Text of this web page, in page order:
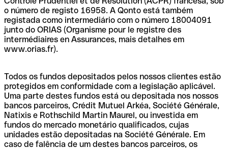
o número de registo 16958. A Qonto está também
registada como intermediário com o número 18004091
junto do ORIAS (Organisme pour le registre des
intermédiaires en Assurances, mais detalhes em
www.orias.fr).
Todos os fundos depositados pelos nossos clientes estão
protegidos em conformidade com a legislação aplicável.
Uma parte destes fundos está ou depositada nos nossos
bancos parceiros, Crédit Mutuel Arkéa, Société Générale,
Natixis e Rothschild Martin Maurel, ou investida em
fundos do mercado monetário qualificados, cujas
unidades estão depositadas na Société Générale. Em
caso de falência de um destes bancos parceiros, os